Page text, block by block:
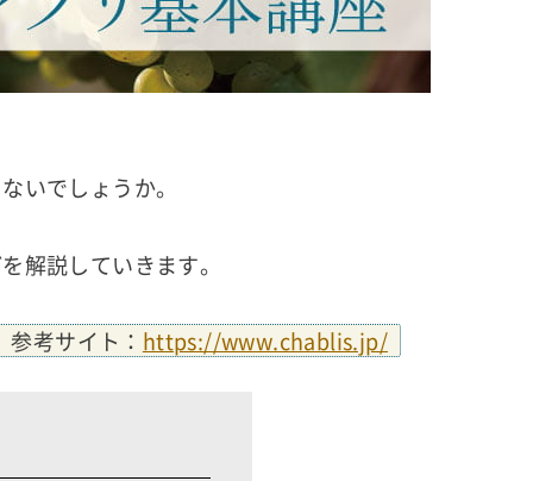
いでしょうか。
解説していきます。
参考サイト： https://www.chablis.jp/